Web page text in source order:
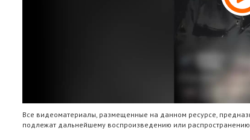
Все видеоматериалы, размещенные на данном ресурсе,
подлежат дальнейшему воспроизведению или